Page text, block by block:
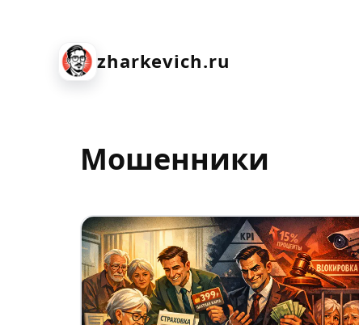
zharkevich.ru
Мошенники